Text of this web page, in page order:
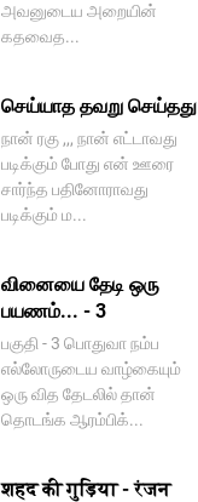
அவனுடைய அறையின்
கதவைத...
செய்யாத தவறு செய்தது
நான் ரகு ,,, நான் எட்டாவது
படிக்கும் போது என் ஊரை
சார்ந்த பதினோராவது
படிக்கும் ம...
வினையை தேடி ஒரு
பயணம்... - 3
பகுதி - 3 பொதுவா நம்ப
எல்லோருடைய வாழ்கையும்
ஒரு வித தேடலில் தான்
தொடங்க ஆரம்பிக்...
शहद की गुड़िया - रंजन